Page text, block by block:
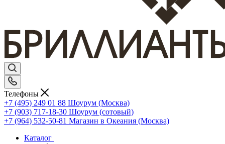
Телефоны
+7 (495) 249 01 88 Шоурум (Москва)
+7 (903) 717-18-30 Шоурум (сотовый)
+7 (964) 532-50-81 Магазин в Океания (Москва)
Каталог